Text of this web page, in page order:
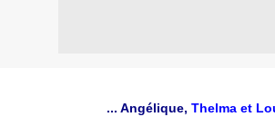
... Angélique, Thelma et